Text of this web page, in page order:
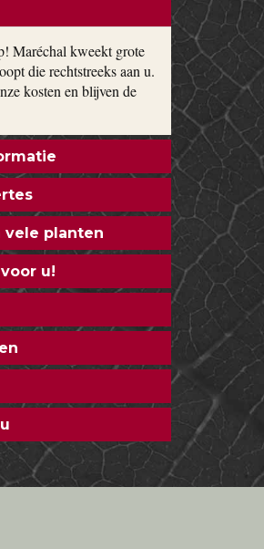
Maréchal kweekt grote
die rechtstreeks aan u.
kosten en blijven de
vele planten
u!